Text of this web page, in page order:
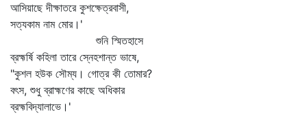
আসিয়াছে দীক্ষাতরে কুশক্ষেত্রবাসী,
সত্যকাম নাম মোর।'
শুনি স্মিতহাসে
ব্রহ্মর্ষি কহিলা তারে স্নেহশান্ত ভাষে,
"কুশল হউক সৌম্য। গোত্র কী তোমার?
বৎস, শুধু ব্রাহ্মণের কাছে অধিকার
ব্রহ্মবিদ্যালাভে।'